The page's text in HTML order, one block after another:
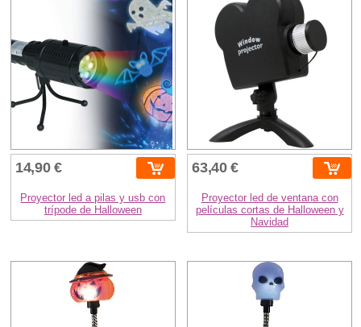
14,90 €
Proyector led a pilas y usb con
trípode de Halloween
63,40 €
Proyector led de ventana con
películas cortas de Halloween y
Navidad